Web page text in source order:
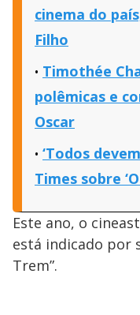
cinema do
Filho
Timothée
polêmicas e
Oscar
‘Todos
Times sobre
Este ano, o
está indicado por
Trem”.